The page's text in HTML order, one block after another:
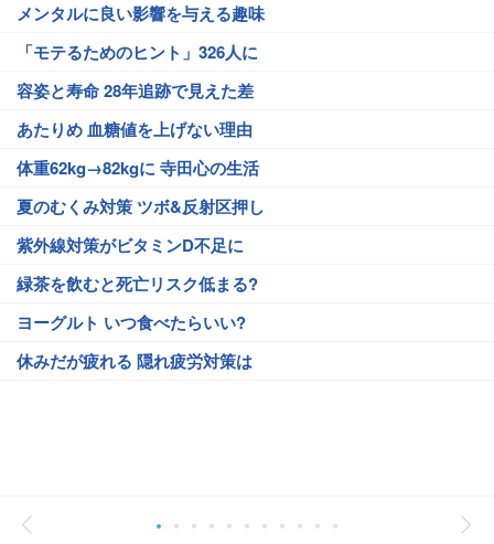
メンタルに良い影響を与える趣味
「モテるためのヒント」326人に
容姿と寿命 28年追跡で見えた差
あたりめ 血糖値を上げない理由
体重62kg→82kgに 寺田心の生活
夏のむくみ対策 ツボ&反射区押し
紫外線対策がビタミンD不足に
緑茶を飲むと死亡リスク低まる?
ヨーグルト いつ食べたらいい?
休みだが疲れる 隠れ疲労対策は